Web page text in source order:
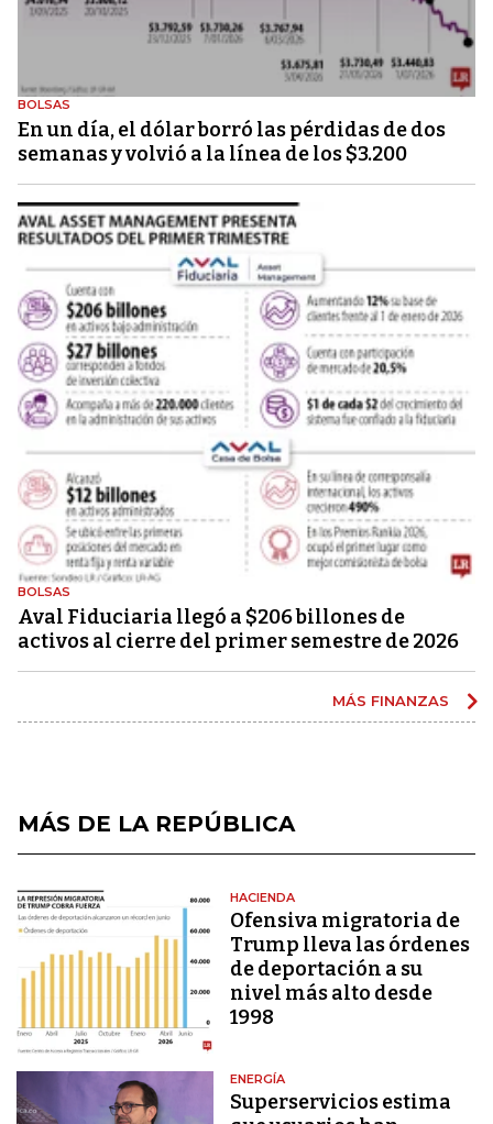
BOLSAS
En un día, el dólar borró las pérdidas de dos
semanas y volvió a la línea de los $3.200
BOLSAS
Aval Fiduciaria llegó a $206 billones de
activos al cierre del primer semestre de 2026
MÁS FINANZAS
MÁS DE LA REPÚBLICA
HACIENDA
Ofensiva migratoria de
Trump lleva las órdenes
de deportación a su
nivel más alto desde
1998
ENERGÍA
Superservicios estima